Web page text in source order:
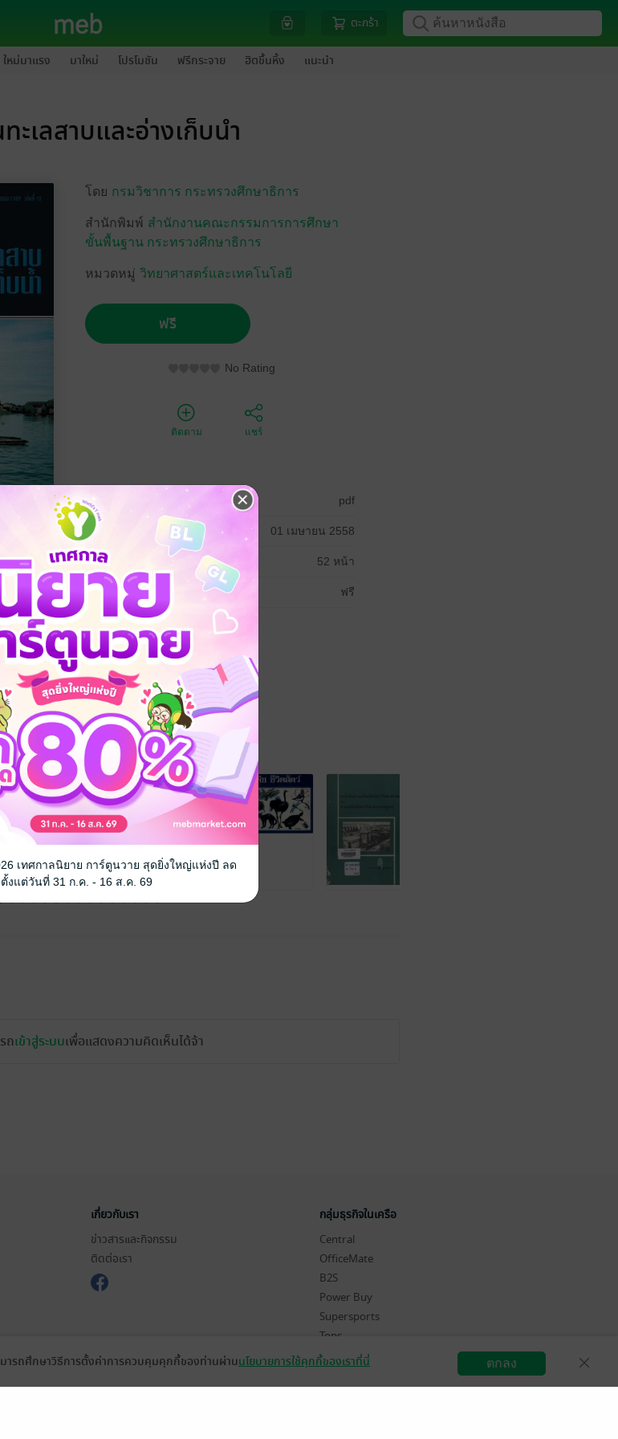
ตะกร้า
ใหม่มาแรง มาใหม่ โปรโมชัน ฟรีกระจาย ฮิตขึ้นหิ้ง แนะนำ
ะเลสาบและอ่างเก็บนำ
โดย กรมวิชาการ กระทรวงศึกษาธิการ
สำนักพิมพ์ สำนักงานคณะกรรมการการศึกษา
ขั้นพื้นฐาน กระทรวงศึกษาธิการ
หมวดหมู่ วิทยาศาสตร์และเทคโนโลยี
ฟรี
No Rating
ติดตาม แชร์
ประเภทไฟล์ pdf
วันที่วางขาย 01 เมษายน 2558
ความยาว 52 หน้า
ราคาปก ฟรี
ถเข้าสู่ระบบเพื่อแสดงความคิดเห็นได้จ้า
เกี่ยวกับเรา
ข่าวสารและกิจกรรม
ติดต่อเรา
กลุ่มธุรกิจในเครือ
Central
OfficeMate
B2S
Power Buy
Supersports
Tops
Hytexts
สมัครขายอีบุ๊ก วิธีการใช้งาน
ารถศึกษาวิธีการตั้งค่าการควบคุมคุกกี้ของท่านผ่านนโยบายการใช้คุกกี้ของเราที่นี่ ตกลง
เทศกาลนิยาย การ์ตูนวาย สุดยิ่งใหญ่แห่งปี ลด
งแต่วันที่ 31 ก.ค. - 16 ส.ค. 69